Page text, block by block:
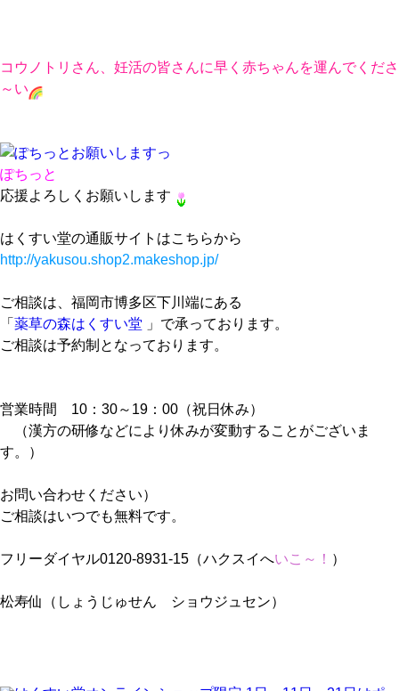
コウノトリさん、妊活の皆さんに早く赤ちゃんを運んでくださ
～い
ぽちっと
応援よろしくお願いします
はくすい堂の通販サイトはこちらから
http://yakusou.shop2.makeshop.jp/
ご相談は、福岡市博多区下川端にある
「 薬草の森はくすい堂 」で承っております。
ご相談は予約制となっております。
営業時間 10：30～19：00（祝日休み）
（漢方の研修などにより休みが変動することがございま
す。）
お問い合わせください）
ご相談はいつでも無料です。
フリーダイヤル0120-8931-15（ハクスイへいこ～！ ）
松寿仙（しょうじゅせん ショウジュセン）